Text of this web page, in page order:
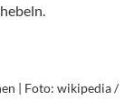
| Foto: wikipedia /